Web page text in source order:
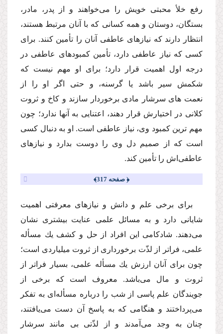
رفع خلأ محبتى خویش را مى‌خواهند و از پدر، مادر،
بستگان، دوستان و همه كسانى كه با آنان مرتبط هستند،
انتظار دارند كه نیازهاى عاطفى آنان را تأمین كنند. براى
كسى كه نیاز عاطفى دارد، تأمین كمبودهاى عاطفى در
درجه اول اهمیت قرار دارد؛ براى او مهم نیست كه
شكمش سیر باشد یا گرسنه، و حتى اگر او را از
نعمت هاى سرشار مادى برخوردار سازند و كاخ و ثروت
كلانى در اختیارش قرار دهند، اعتنایى به آنها ندارد؛ چون
مهم ترین كمبود وى، نیاز عاطفى است. او به دنبال كسى
است كه از صمیم دل وى را دوست بدارد و نیازهاى
عاطفى‌اش را تأمین كند.
﴿ صفحه 317﴾
براى برخى علم و دانش و نیازهاى معرفتى اهمیت
شایانى دارد و به مسائل علمى عنایت بیشترى نشان
مى‌دهند. شادكامى این افراد از حل و كشف یك مسأله
علمى، فراتر از لذّت برخوردارى از ثروت میلیاردى است؛
چون براى آنان ارزش یك مسأله علمى، بسیار فراتر از
ثروت و مال مى‌باشد. معروف است كه برخى از
جویندگان علم پاسى از شب را درباره مسأله‌اى به تفكر
مى‌پرداختند و هنگامى كه به پاسخ آن دست مى‌یافتند،
چنان به وجد مى‌آمدند و از لذّتى بى مانند سرشار